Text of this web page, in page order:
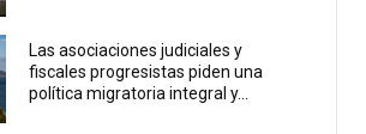
Las asociaciones judiciales y
fiscales progresistas piden una
política migratoria integral y...